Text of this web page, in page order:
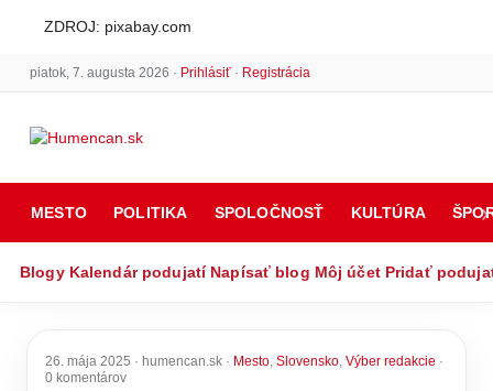
ZDROJ: pixabay.com
piatok, 7. augusta 2026 · Prihlásiť· Registrácia
MESTO POLITIKA SPOLOČNOSŤ KULTÚRA
Blogy Kalendár podujatí Napísať blog Môj účet Pridať
26. mája 2025 · humencan.sk · Mesto, Slovensko, Výber redakcie ·
0 komentárov